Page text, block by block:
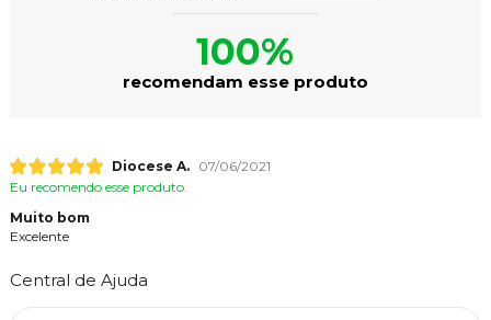
100%
recomendam esse produto
Diocese A.
07/06/2021
Eu recomendo esse produto.
Muito bom
Excelente
Central de Ajuda